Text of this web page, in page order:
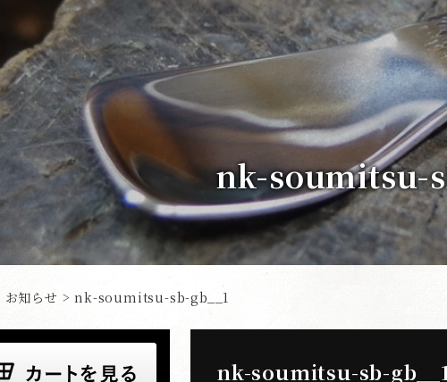
nk-soumitsu-
お知らせ > nk-soumitsu-sb-gb__1
nk-soumitsu-sb-gb__1